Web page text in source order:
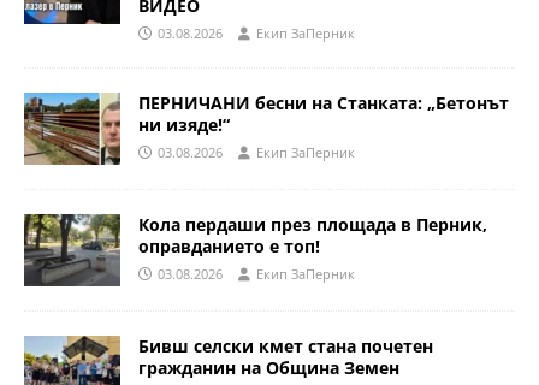
ВИДЕО
03.08.2026 Eкип ЗаПерник
ПЕРНИЧАНИ бесни на Станката: „Бетонът
ни изяде!“
03.08.2026 Eкип ЗаПерник
Кола пердаши през площада в Перник,
оправданието е топ!
03.08.2026 Eкип ЗаПерник
Бивш селски кмет стана почетен
гражданин на Община Земен